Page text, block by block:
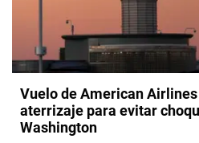
Vuelo de American
aterrizaje para evitar
Washington